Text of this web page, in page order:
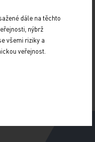
dále na těchto
nýbrž
všemi riziky a
veřejnost.